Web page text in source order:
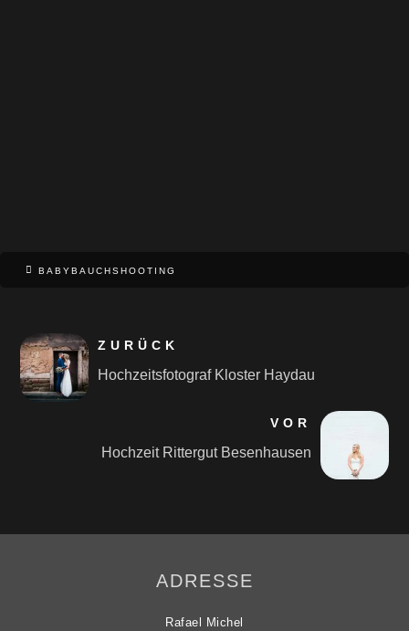
BABYBAUCHSHOOTING
ZURÜCK
Hochzeitsfotograf Kloster Haydau
VOR
Hochzeit Rittergut Besenhausen
ADRESSE
Rafael Michel